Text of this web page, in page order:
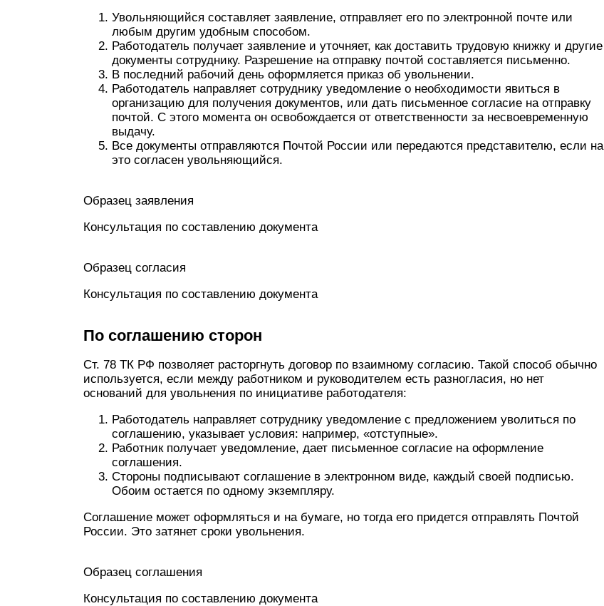
Увольняющийся составляет заявление, отправляет его по электронной почте или
любым другим удобным способом.
Работодатель получает заявление и уточняет, как доставить трудовую книжку и другие
документы сотруднику. Разрешение на отправку почтой составляется письменно.
В последний рабочий день оформляется приказ об увольнении.
Работодатель направляет сотруднику уведомление о необходимости явиться в
организацию для получения документов, или дать письменное согласие на отправку
почтой. С этого момента он освобождается от ответственности за несвоевременную
выдачу.
Все документы отправляются Почтой России или передаются представителю, если на
это согласен увольняющийся.
Образец заявления
Консультация по составлению документа
Образец согласия
Консультация по составлению документа
По соглашению сторон
Ст. 78 ТК РФ позволяет расторгнуть договор по взаимному согласию. Такой способ обычно
используется, если между работником и руководителем есть разногласия, но нет
оснований для увольнения по инициативе работодателя:
Работодатель направляет сотруднику уведомление с предложением уволиться по
соглашению, указывает условия: например, «отступные».
Работник получает уведомление, дает письменное согласие на оформление
соглашения.
Стороны подписывают соглашение в электронном виде, каждый своей подписью.
Обоим остается по одному экземпляру.
Соглашение может оформляться и на бумаге, но тогда его придется отправлять Почтой
России. Это затянет сроки увольнения.
Образец соглашения
Консультация по составлению документа